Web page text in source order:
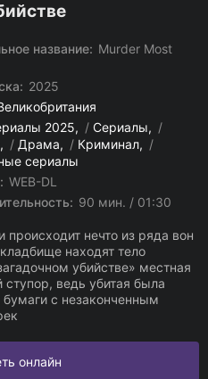
название: Murder Most
2025
2025 / Сериалы
/
/ Драма / Криминал
/
сериалы
WEB-DL
90 мин. / 01:30
нечто из ряда вон
находят тело
убийстве» местная
ведь убитая была
с незаконченным
онлайн